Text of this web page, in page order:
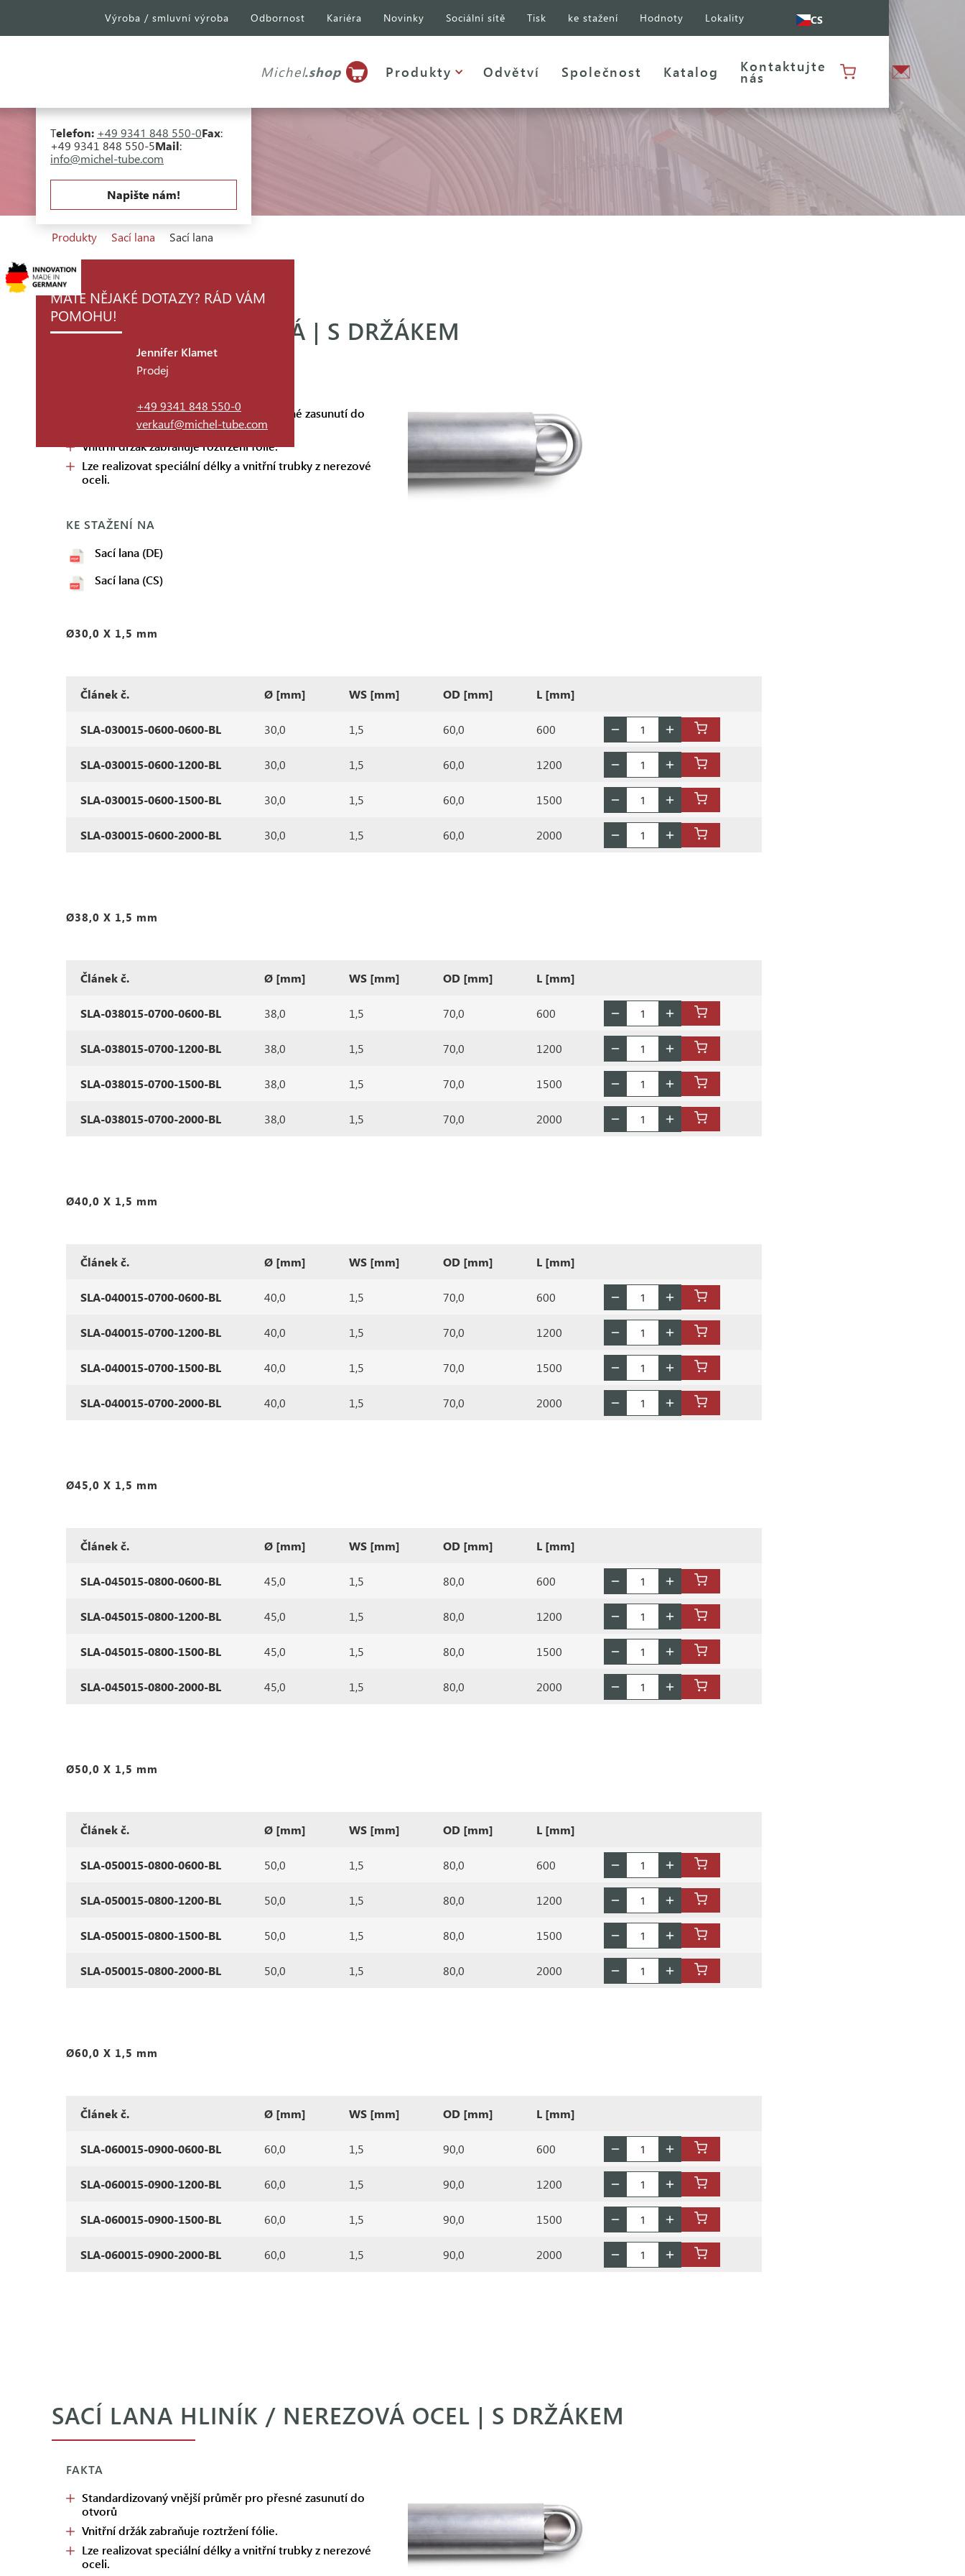
Michel TubeEngineering GmbH
Telefon: +49 9341 848 550-0Fax:
+49 9341 848 550-5Mail:
info@michel-tube.com
Napište nám!
Výroba / smluvní výroba Odbornost Kariéra Novinky Sociální sítě Tisk ke stažení Hodnoty Lokality CS
Michel.shop Produkty Odvětví Společnost Katalog Kontaktujte
nás
Produkty Sací lana Sací lana
MÁTE NĚJAKÉ DOTAZY? RÁD VÁM
POMOHU!
Jennifer Klamet
Prodej
+49 9341 848 550-0
verkauf@michel-tube.com
SACÍ LANA HLINÍKOVÁ | S DRŽÁKEM
Standardizovaný vnější průměr pro přesné zasunutí do
Vnitřní držák zabraňuje roztržení fólie.
Lze realizovat speciální délky a vnitřní trubky z nerezové
oceli.
KE STAŽENÍ NA
Sací lana (DE)
Sací lana (CS)
Ø30,0 X 1,5 mm
Článek č. Ø [mm] WS [mm] OD [mm] L [mm]
SLA-030015-0600-0600-BL 30,0 1,5 60,0 600
SLA-030015-0600-1200-BL 30,0 1,5 60,0 1200
SLA-030015-0600-1500-BL 30,0 1,5 60,0 1500
SLA-030015-0600-2000-BL 30,0 1,5 60,0 2000
Ø38,0 X 1,5 mm
Článek č. Ø [mm] WS [mm] OD [mm] L [mm]
SLA-038015-0700-0600-BL 38,0 1,5 70,0 600
SLA-038015-0700-1200-BL 38,0 1,5 70,0 1200
SLA-038015-0700-1500-BL 38,0 1,5 70,0 1500
SLA-038015-0700-2000-BL 38,0 1,5 70,0 2000
Ø40,0 X 1,5 mm
Článek č. Ø [mm] WS [mm] OD [mm] L [mm]
SLA-040015-0700-0600-BL 40,0 1,5 70,0 600
SLA-040015-0700-1200-BL 40,0 1,5 70,0 1200
SLA-040015-0700-1500-BL 40,0 1,5 70,0 1500
SLA-040015-0700-2000-BL 40,0 1,5 70,0 2000
Ø45,0 X 1,5 mm
Článek č. Ø [mm] WS [mm] OD [mm] L [mm]
SLA-045015-0800-0600-BL 45,0 1,5 80,0 600
SLA-045015-0800-1200-BL 45,0 1,5 80,0 1200
SLA-045015-0800-1500-BL 45,0 1,5 80,0 1500
SLA-045015-0800-2000-BL 45,0 1,5 80,0 2000
Ø50,0 X 1,5 mm
Článek č. Ø [mm] WS [mm] OD [mm] L [mm]
SLA-050015-0800-0600-BL 50,0 1,5 80,0 600
SLA-050015-0800-1200-BL 50,0 1,5 80,0 1200
SLA-050015-0800-1500-BL 50,0 1,5 80,0 1500
SLA-050015-0800-2000-BL 50,0 1,5 80,0 2000
Ø60,0 X 1,5 mm
Článek č. Ø [mm] WS [mm] OD [mm] L [mm]
SLA-060015-0900-0600-BL 60,0 1,5 90,0 600
SLA-060015-0900-1200-BL 60,0 1,5 90,0 1200
SLA-060015-0900-1500-BL 60,0 1,5 90,0 1500
SLA-060015-0900-2000-BL 60,0 1,5 90,0 2000
SACÍ LANA HLINÍK / NEREZOVÁ OCEL | S DRŽÁKEM
FAKTA
Standardizovaný vnější průměr pro přesné zasunutí do
otvorů
Vnitřní držák zabraňuje roztržení fólie.
Lze realizovat speciální délky a vnitřní trubky z nerezové
oceli.